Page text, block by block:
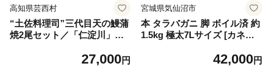
高知県芸西村
“土佐料理司”三代目天の鰻蒲
焼2尾セット／「仁淀川」水
殖 国産・高知県産〈高知市共
27,000円
宮城県気仙沼市
本 タラバガニ 脚 ボイル済 約
1.5kg 極太7Lサイズ [カネダ
6] カニ かに 蟹 たらばがに た
42,000円